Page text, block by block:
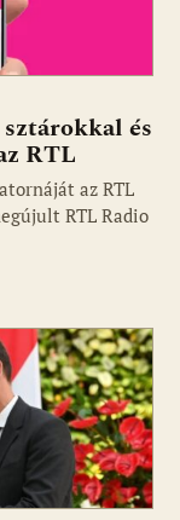
és
RTL
az RTL
RTL Radio